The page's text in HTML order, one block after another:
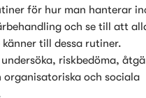
för hur man hanterar
och se till att
till dessa rutiner.
riskbedöma,
organisatoriska och sociala